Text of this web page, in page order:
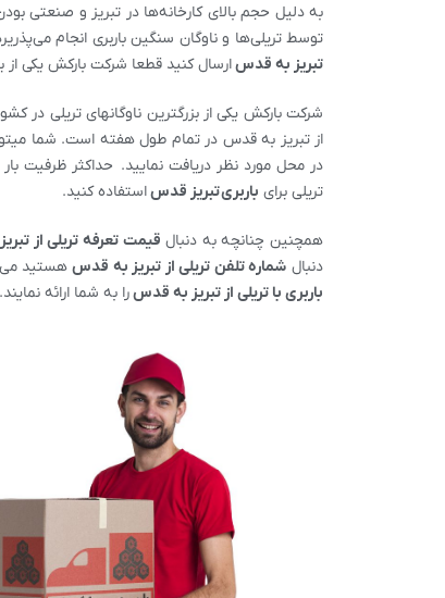
به دلیل حجم بالای کارخانه‌ها در تبریز و صنعتی
توسط تریلی‌ها و ناوگان سنگین باربری انجام
تبریز به قدسارسال کنید قطعا شرکت بارکش یکی از
شرکت بارکش یکی از بزرگترین ناوگانهای تریلی در
از تبریز به قدس در تمام طول هفته است. شما
تریلی برای باربریتبریز قدساستفاده کنید.
همچنین چنانچه به دنبال قیمت تعرفه تریلی از تبریز
دنبال شماره تلفن تریلی از تبریز به قدس هستید
باربری با تریلی از تبریز به قدسرا به شما ارائه نمایند.